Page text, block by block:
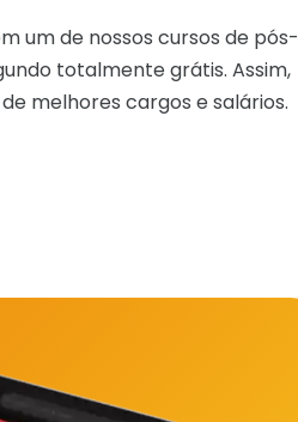
um de nossos cursos de pós-
totalmente grátis. Assim,
melhores cargos e salários.